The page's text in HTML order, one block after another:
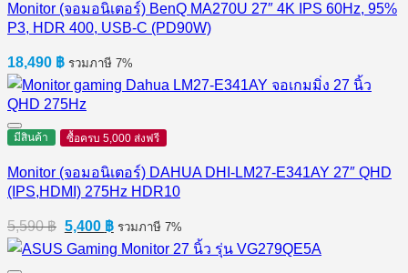
Monitor (จอมอนิเตอร์) BenQ MA270U 27″ 4K IPS 60Hz, 95%
P3, HDR 400, USB-C (PD90W)
18,490 ฿ รวมภาษี 7%
มีสินค้า ซื้อครบ 5,000 ส่งฟรี
Monitor (จอมอนิเตอร์) DAHUA DHI-LM27-E341AY 27″ QHD
(IPS,HDMI) 275Hz HDR10
5,590฿ Original
price
was:
5,400 ฿Current
price
is:
รวมภาษี 7%